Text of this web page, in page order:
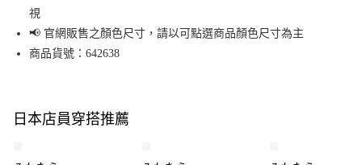
街口支付
悠遊付
全盈+PAY
視
📢 官網販售之顏色尺寸，請以可點選商品顏色尺寸為主
商品貨號：642638
日本店員穿搭推薦